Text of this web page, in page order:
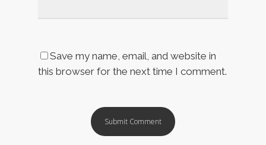
Save my name, email, and website in
this browser for the next time I comment.